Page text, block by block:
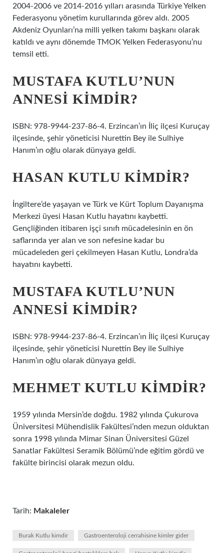
2004-2006 ve 2014-2016 yılları arasında Türkiye Yelken
Federasyonu yönetim kurullarında görev aldı. 2005
Akdeniz Oyunları’na milli yelken takımı başkanı olarak
katıldı ve aynı dönemde TMOK Yelken Federasyonu’nu
temsil etti.
MUSTAFA KUTLU’NUN
ANNESI KIMDIR?
ISBN: 978-9944-237-86-4. Erzincan’ın İliç ilçesi Kuruçay
ilçesinde, şehir yöneticisi Nurettin Bey ile Sulhiye
Hanım’ın oğlu olarak dünyaya geldi.
HASAN KUTLU KIMDIR?
İngiltere’de yaşayan ve Türk ve Kürt Toplum Dayanışma
Merkezi üyesi Hasan Kutlu hayatını kaybetti.
Gençliğinden itibaren işçi sınıfı mücadelesinin en ön
saflarında yer alan ve son nefesine kadar bu
mücadeleden geri çekilmeyen Hasan Kutlu, Londra’da
hayatını kaybetti.
MUSTAFA KUTLU’NUN
ANNESI KIMDIR?
ISBN: 978-9944-237-86-4. Erzincan’ın İliç ilçesi Kuruçay
ilçesinde, şehir yöneticisi Nurettin Bey ile Sulhiye
Hanım’ın oğlu olarak dünyaya geldi.
MEHMET KUTLU KIMDIR?
1959 yılında Mersin’de doğdu. 1982 yılında Çukurova
Üniversitesi Mühendislik Fakültesi’nden mezun olduktan
sonra 1998 yılında Mimar Sinan Üniversitesi Güzel
Sanatlar Fakültesi Seramik Bölümü’nde eğitim gördü ve
fakülte birincisi olarak mezun oldu.
Tarih: Makaleler
Burak Kutlu kimdir Gastroenteroloji cerrahisine kimler gider